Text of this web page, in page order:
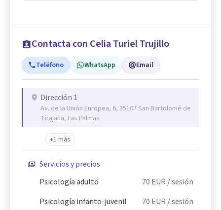
Contacta con Celia Turiel Trujillo
Teléfono WhatsApp Email
Dirección 1
Av. de la Unión Europea, 6, 35107 San Bartolomé de
Tirajana, Las Palmas
+1 más
Servicios y precios
Psicología adulto
70 EUR / sesión
Psicología infanto-juvenil
70 EUR / sesión